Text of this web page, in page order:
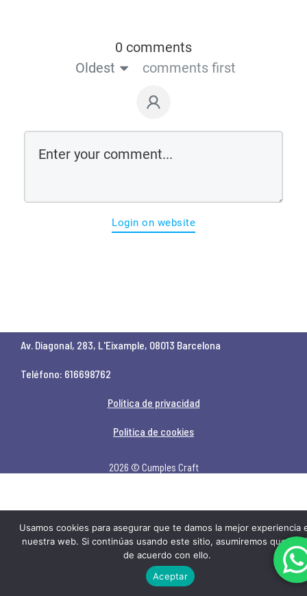
0 comments
Oldest
comments first
Login on website
Av. Diagonal, 283, L'Eixample, 08013 Barcelona
Teléfono: 616698762
Política de privacidad
Política de cookies
2026 © Cumples Craft
Usamos cookies para asegurar que te damos la mejor experiencia
nuestra web. Si continúas usando este sitio, asumiremos que
de acuerdo con ello.
Aceptar